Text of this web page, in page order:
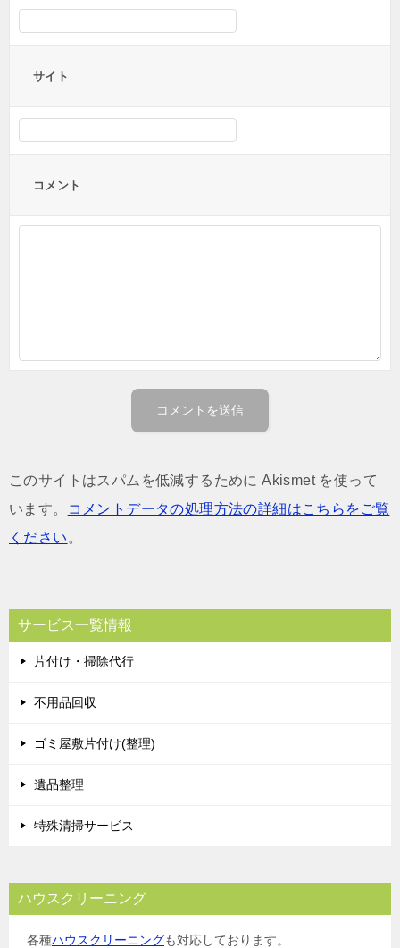
サイト
コメント
このサイトはスパムを低減するために Akismet を使って
います。
コメントデータの処理方法の詳細はこちらをご覧
ください 。
サービス一覧情報
片付け・掃除代行
不用品回収
ゴミ屋敷片付け(整理)
遺品整理
特殊清掃サービス
ハウスクリーニング
各種ハウスクリーニングも対応しております。